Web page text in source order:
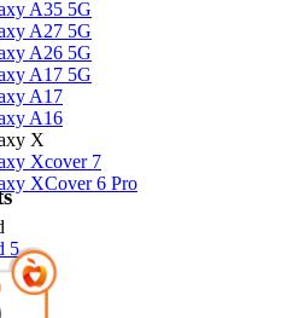
A35 5G
A27 5G
A26 5G
A17 5G
A17
A16
X
Xcover 7
XCover 6 Pro
5